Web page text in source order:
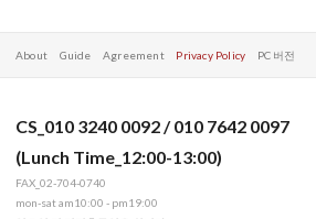
About Guide Agreement Privacy Policy PC 버전
CS_010 3240 0092 / 010 7642 0097
(Lunch Time_12:00-13:00)
FAX_02-704-0740
mon-sat am10:00 - pm19:00